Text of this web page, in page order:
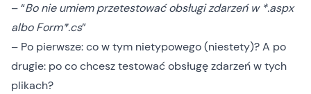
– “Bo nie umiem przetestować obsługi zdarzeń w *.aspx
albo Form*.cs”
– Po pierwsze: co w tym nietypowego (niestety)? A po
drugie: po co chcesz testować obsługę zdarzeń w tych
plikach?